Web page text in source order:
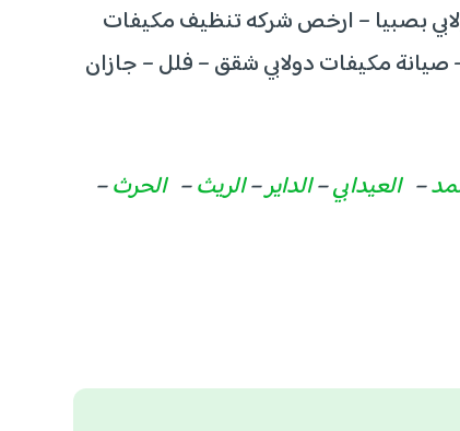
بصبيا – ارخص شركه تنظيف مكيفات
صيانة مكيفات دولابي شقق – فلل – جازان
– العيدابي–الداير–الريث– الحرث–